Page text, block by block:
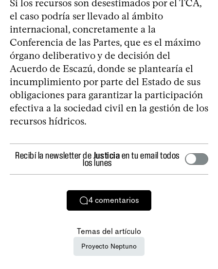
Si los recursos son desestimados por el TCA,
el caso podría ser llevado al ámbito
internacional, concretamente a la
Conferencia de las Partes, que es el máximo
órgano deliberativo y de decisión del
Acuerdo de Escazú, donde se plantearía el
incumplimiento por parte del Estado de sus
obligaciones para garantizar la participación
efectiva a la sociedad civil en la gestión de los
recursos hídricos.
Recibí la newsletter deJusticiaen tu email todos
los lunes
4 comentarios
Temas del artículo
Proyecto Neptuno